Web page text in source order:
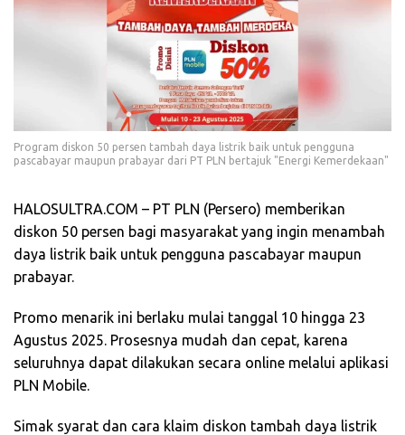
Program diskon 50 persen tambah daya listrik baik untuk pengguna
pascabayar maupun prabayar dari PT PLN bertajuk "Energi Kemerdekaan"
HALOSULTRA.COM – PT PLN (Persero) memberikan
diskon 50 persen bagi masyarakat yang ingin menambah
daya listrik baik untuk pengguna pascabayar maupun
prabayar.
Promo menarik ini berlaku mulai tanggal 10 hingga 23
Agustus 2025. Prosesnya mudah dan cepat, karena
seluruhnya dapat dilakukan secara online melalui aplikasi
PLN Mobile.
Simak syarat dan cara klaim diskon tambah daya listrik